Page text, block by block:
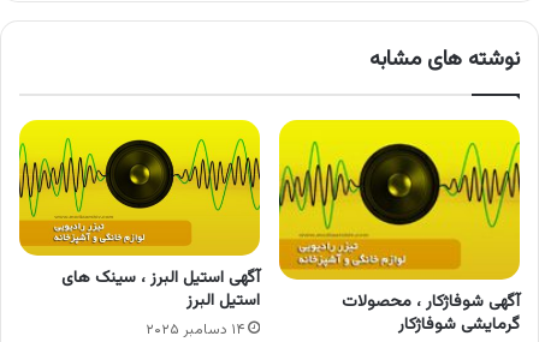
نوشته های مشابه
آگهی شوفاژکار ، محصولات
گرمایشی شوفاژکار
آگهی استیل البرز ، سینک های
استیل البرز
۱۴ دسامبر ۲۰۲۵